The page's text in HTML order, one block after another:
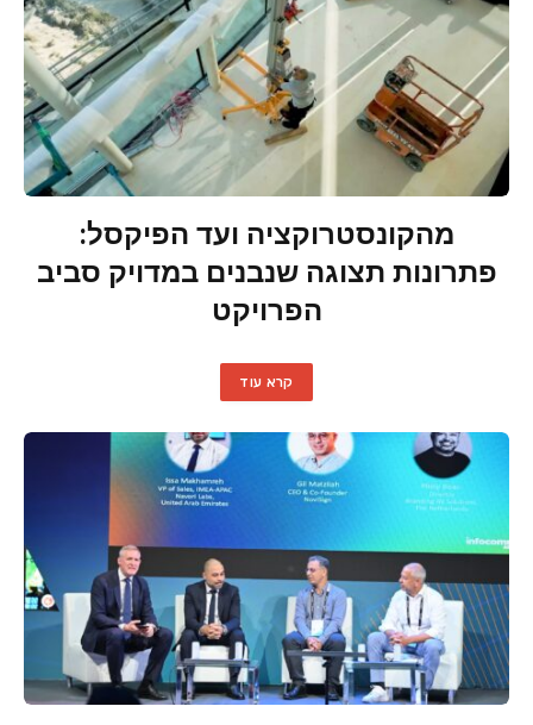
מהקונסטרוקציה ועד הפיקסל:
פתרונות תצוגה שנבנים במדויק סביב
הפרויקט
קרא עוד